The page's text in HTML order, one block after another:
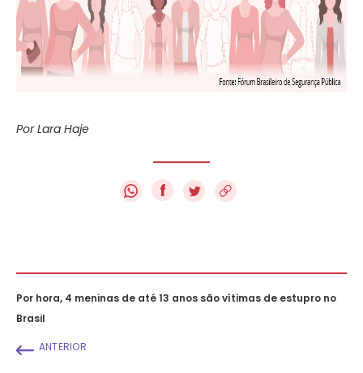
Por Lara Haje
f
Por hora, 4 meninas de até 13 anos são vítimas de estupro no
Brasil
ANTERIOR